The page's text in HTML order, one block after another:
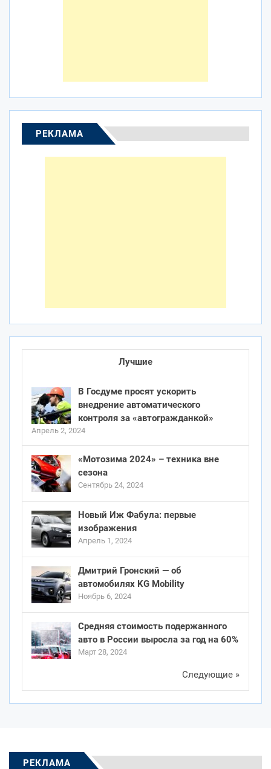
РЕКЛАМА
Лучшие
В Госдуме просят ускорить
внедрение автоматического
контроля за «автогражданкой»
Апрель 2, 2024
«Мотозима 2024» – техника вне
сезона
Сентябрь 24, 2024
Новый Иж Фабула: первые
изображения
Апрель 1, 2024
Дмитрий Гронский — об
автомобилях KG Mobility
Ноябрь 6, 2024
Средняя стоимость подержанного
авто в России выросла за год на 60%
Март 28, 2024
Следующие »
РЕКЛАМА